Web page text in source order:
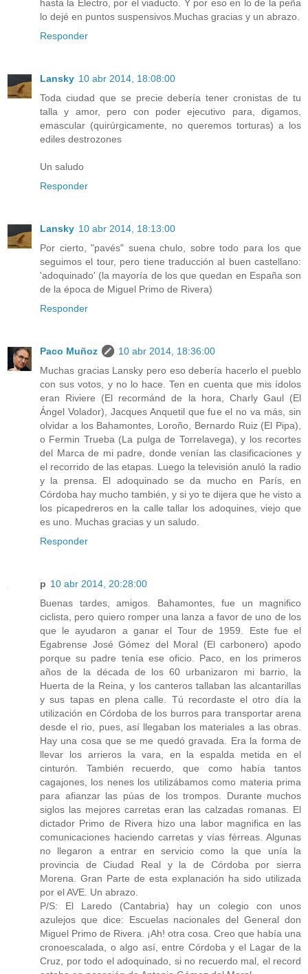
hasta la Electro, por el viaducto. Y por eso en lo de la peña
lo dejé en puntos suspensivos.Muchas gracias y un abrazo.
Responder
Lansky 10 abr 2014, 18:08:00
Toda ciudad que se precie debería tener cronistas de tu
talla y amor, pero con poder ejecutivo para, digamos,
emascular (quirúrgicamente, no queremos torturas) a los
ediles destrozones
Un saludo
Responder
Lansky 10 abr 2014, 18:13:00
Por cierto, "pavés" suena chulo, sobre todo para los que
seguimos el tour, pero tiene traducción al buen castellano:
'adoquinado' (la mayoría de los que quedan en España son
de la época de Miguel Primo de Rivera)
Responder
Paco Muñoz
10 abr 2014, 18:36:00
Muchas gracias Lansky pero eso debería hacerlo el pueblo
con sus votos, y no lo hace. Ten en cuenta que mis ídolos
eran Riviere (El recormánd de la hora, Charly Gaul (El
Ángel Volador), Jacques Anquetil que fue el no va más, sin
olvidar a los Bahamontes, Loroño, Bernardo Ruiz (El Pipa),
o Fermin Trueba (La pulga de Torrelavega), y los recortes
del Marca de mi padre, donde venían las clasificaciones y
el recorrido de las etapas. Luego la televisión anuló la radio
y la prensa. El adoquinado se da mucho en París, en
Córdoba hay mucho también, y si yo te dijera que he visto a
los picapedreros en la calle tallar los adoquines, viejo que
es uno. Muchas gracias y un saludo.
Responder
p 10 abr 2014, 20:28:00
Buenas tardes, amigos. Bahamontes, fue un magnifico
ciclista, pero quiero romper una lanza a favor de uno de los
que le ayudaron a ganar el Tour de 1959. Este fue el
Egabrense José Gómez del Moral (El carbonero) apodo
porque su padre tenía ese oficio. Paco, en los primeros
años de la década de los 60 urbanizaron mi barrio, la
Huerta de la Reina, y los canteros tallaban las alcantarillas
y sus tapas en plena calle. Tú recordaste el otro día la
utilización en Córdoba de los burros para transportar arena
desde el rio, pues, así llegaban los materiales a las obras.
Hay una cosa que se me quedó gravada. Era la forma de
llevar los arrieros la vara, en la espalda metida en el
cinturón. También recuerdo, que como había tantos
cagajones, los nenes los utilizábamos como materia prima
para afianzar las púas de los trompos. Durante muchos
siglos las mejores carretas eran las calzadas romanas. El
dictador Primo de Rivera hizo una labor magnifica en las
comunicaciones haciendo carretas y vías férreas. Algunas
no llegaron a entrar en servicio como la que unía la
provincia de Ciudad Real y la de Córdoba por sierra
Morena. Gran Parte de esta explanación ha sido utilizada
por el AVE. Un abrazo.
P/S: El Laredo (Cantabria) hay un colegio con unos
azulejos que dice: Escuelas nacionales del General don
Miguel Primo de Rivera. ¡Ah! otra cosa. Creo que había una
cronoescalada, o algo así, entre Córdoba y el Lagar de la
Cruz, por todo el adoquinado, si no recuerdo mal, el record